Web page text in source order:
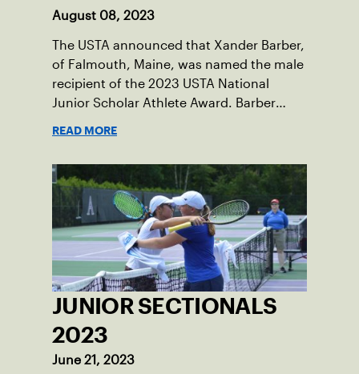
August 08, 2023
The USTA announced that Xander Barber,
of Falmouth, Maine, was named the male
recipient of the 2023 USTA National
Junior Scholar Athlete Award. Barber
His impact on the tennis court was felt
immediately as Barber led Falmouth to a
state championship and was named the
state’s Player of the Year.
READ MORE
JUNIOR SECTIONALS
2023
June 21, 2023